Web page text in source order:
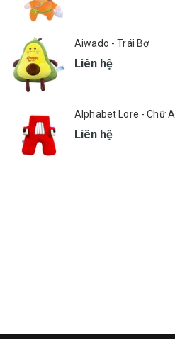
Aiwado - Trái Bơ
Liên hệ
Alphabet Lore - Chữ A
Liên hệ